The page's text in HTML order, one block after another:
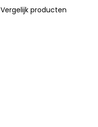
Vergelijk producten